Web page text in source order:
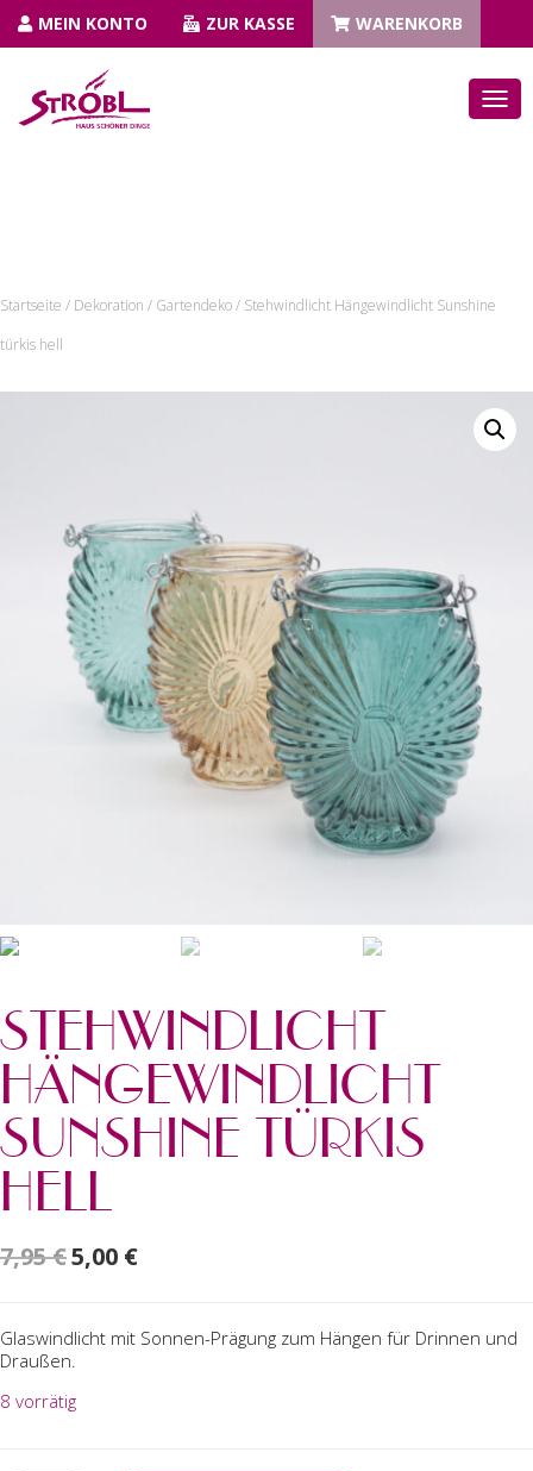
MEIN KONTO ZUR KASSE WARENKORB
N
O
M
S
C
Startseite / Dekoration / Gartendeko/ Stehwindlicht Hängewindlicht Sunshine
türkis hell
STEHWINDLICHT
HÄNGEWINDLICHT
SUNSHINE TÜRKIS
HELL
7,95€5,00 €
Glaswindlicht mit Sonnen-Prägung zum Hängen für Drinnen und
Draußen.
8 vorrätig